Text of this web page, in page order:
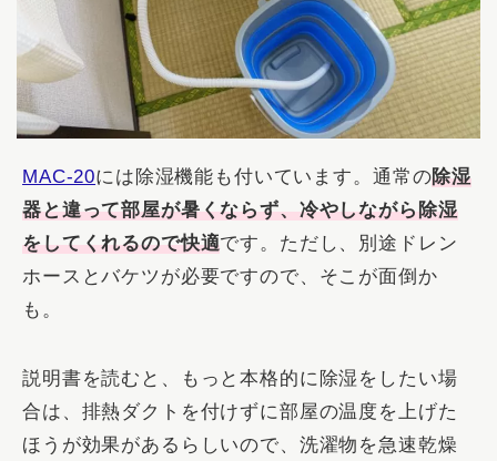
MAC‐20には除湿機能も付いています。通常の除湿
器と違って部屋が暑くならず、冷やしながら除湿
をしてくれるので快適です。ただし、別途ドレン
ホースとバケツが必要ですので、そこが面倒か
も。
説明書を読むと、もっと本格的に除湿をしたい場
合は、排熱ダクトを付けずに部屋の温度を上げた
ほうが効果があるらしいので、洗濯物を急速乾燥